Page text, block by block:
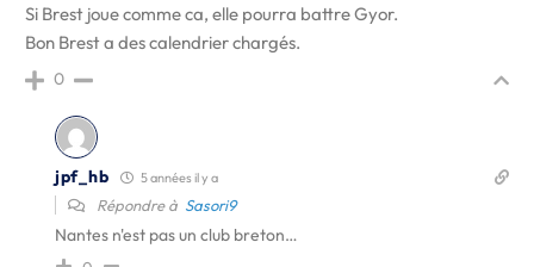
Si Brest joue comme ca, elle pourra battre Gyor.
Bon Brest a des calendrier chargés.
0
jpf_hb 5 années il y a
Répondre à Sasori9
Nantes n'est pas un club breton…